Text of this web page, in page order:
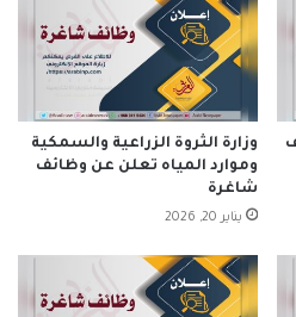
وزارة الثروة الزراعية والسمكية
وموارد المياه تعلن عن وظائف
شاغرة
يناير 20, 2026